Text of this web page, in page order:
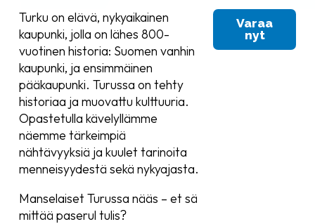
Turku on elävä, nykyaikainen
kaupunki, jolla on lähes 800-
vuotinen historia: Suomen vanhin
kaupunki, ja ensimmäinen
pääkaupunki. Turussa on tehty
historiaa ja muovattu kulttuuria.
Opastetulla kävelyllämme
näemme tärkeimpiä
nähtävyyksiä ja kuulet tarinoita
menneisyydestä sekä nykyajasta.
Manselaiset Turussa nääs – et sä
mittää paserul tulis?
Varaa
nyt